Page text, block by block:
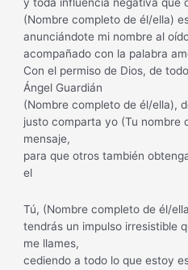
y toda influencia negativa que
(Nombre completo de él/ella)
anunciándote mi nombre al
acompañado con la palabra
Con el permiso de Dios, de
Ángel Guardián
(Nombre completo de él/ella),
justo comparta yo (Tu nombre
mensaje,
para que otros también
el
Tú, (Nombre completo de él/
tendrás un impulso irresistible
me llames,
cediendo a todo lo que estoy